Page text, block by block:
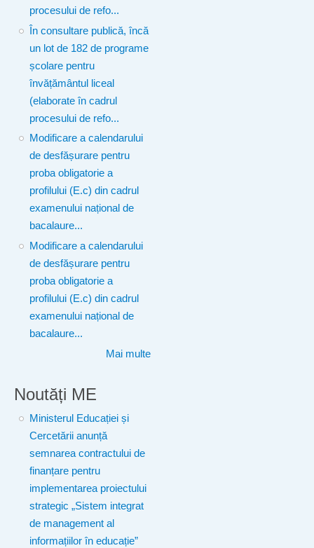
procesului de refo...
În consultare publică, încă
un lot de 182 de programe
școlare pentru
învățământul liceal
(elaborate în cadrul
procesului de refo...
Modificare a calendarului
de desfășurare pentru
proba obligatorie a
profilului (E.c) din cadrul
examenului național de
bacalaure...
Modificare a calendarului
de desfășurare pentru
proba obligatorie a
profilului (E.c) din cadrul
examenului național de
bacalaure...
Mai multe
Noutăți ME
Ministerul Educației și
Cercetării anunță
semnarea contractului de
finanțare pentru
implementarea proiectului
strategic „Sistem integrat
de management al
informațiilor în educație”